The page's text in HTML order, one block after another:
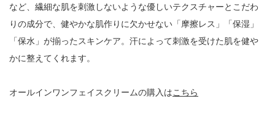
など、繊細な肌を刺激しないような優しいテクスチャーとこだわ
りの成分で、健やかな肌作りに欠かせない「摩擦レス」「保湿」
「保水」が揃ったスキンケア。汗によって刺激を受けた肌を健や
かに整えてくれます。
オールインワンフェイスクリームの購入はこちら